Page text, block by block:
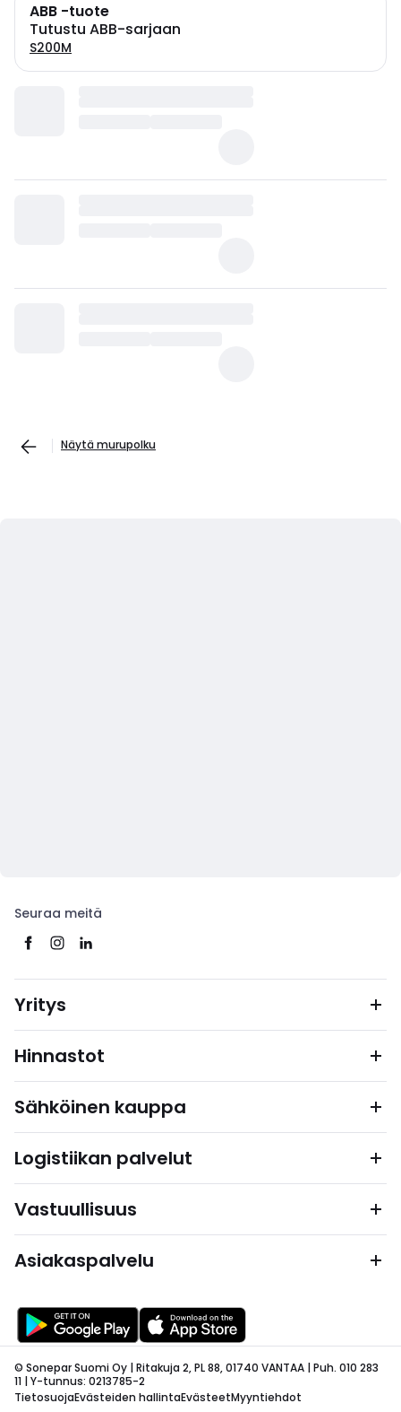
ABB -tuote
Tutustu ABB-sarjaan
S200M
Näytä murupolku
Seuraa meitä
Yritys
Hinnastot
Sähköinen kauppa
Logistiikan palvelut
Vastuullisuus
Asiakaspalvelu
© Sonepar Suomi Oy | Ritakuja 2, PL 88, 01740 VANTAA | Puh. 010 283
11 | Y-tunnus: 0213785-2
TietosuojaEvästeiden hallintaEvästeetMyyntiehdot